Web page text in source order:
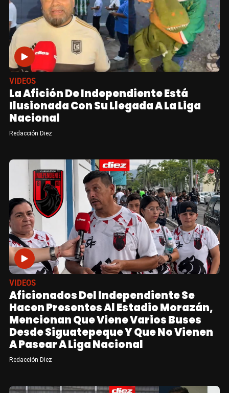
VIDEOS
La Afición De Independiente Está
Ilusionada Con Su Llegada A La Liga
Nacional
Redacción Diez
VIDEOS
Aficionados Del Independiente Se
Hacen Presentes Al Estadio Morazán,
Mencionan Que Viene Varios Buses
Desde Siguatepeque Y Que No Vienen
A Pasear A Liga Nacional
Redacción Diez